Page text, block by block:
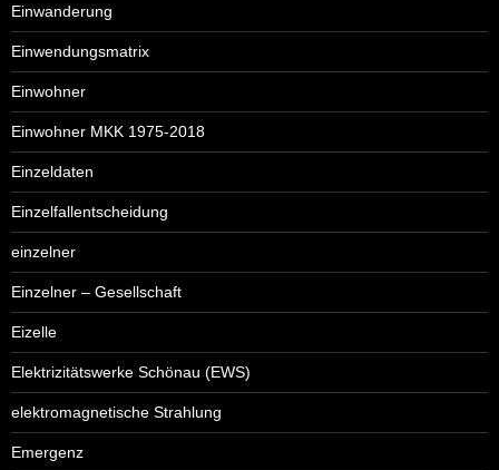
Einwanderung
Einwendungsmatrix
Einwohner
Einwohner MKK 1975-2018
Einzeldaten
Einzelfallentscheidung
einzelner
Einzelner – Gesellschaft
Eizelle
Elektrizitätswerke Schönau (EWS)
elektromagnetische Strahlung
Emergenz